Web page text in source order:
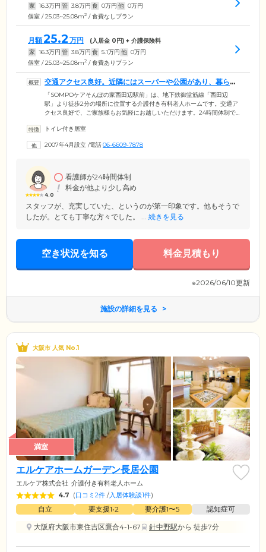
家 16.3万円 管 3.8万円 食 0万円 他 0万円
個室 / 25.03~25.08m2 / 食費なしプラン
月額25.2 万円 (入居金 0円) + 介護保険料
家 16.3万円 管 3.8万円 食 5.1万円 他 0万円
個室 / 25.03~25.08m2 / 食費ありプラン
交通アクセス良好。近隣にはスーパーや公園があり、暮らし
やすい環境です
「SOMPOケアそんぽの家西田辺駅前」は、地下鉄御堂筋線「西田辺
駅」より徒歩2分の場所に位置する介護付き有料老人ホームです。交通ア
クセス良好で、ご家族様もお気軽にお越しいただけます。24時間体制で
に寄り添い、お食事や入浴、排せつの介助など日常生活のサポートを行
が取れておりますので、持病など健康面でご不安な点がある方も安心し
トイレ付き居室
2007年4月設立 /電話06-6609-7878
4.0
看護師が24時間体制
料金が他より少し高め
スタッフが、充実していた、というのが第一印象です。他もそうで
したが。とても丁寧な方々でした。 ... 続きを見る
空き状況を知る 料金見積もり
※2026/06/10更新
施設の詳細を見る
大阪市 人気 No.1
満室
エルケアホームガーデン長居公園
エルケア株式会社 介護付き有料老人ホーム
4.7 (口コミ2件 /入居体験談1件)
自立 要支援1•2 要介護1〜5
認知症可
大阪府大阪市東住吉区鷹合4-1-67
針中野駅から 徒歩7分